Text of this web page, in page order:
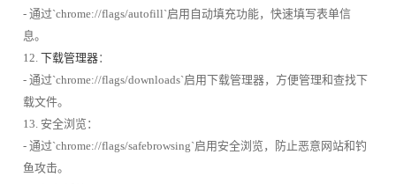
- 通过`chrome://flags/autofill`启用自动填充功能，快速填写表单信
息。
12. 下载管理器：
- 通过`chrome://flags/downloads`启用下载管理器，方便管理和查找下
载文件。
13. 安全浏览：
- 通过`chrome://flags/safebrowsing`启用安全浏览，防止恶意网站和钓
鱼攻击。